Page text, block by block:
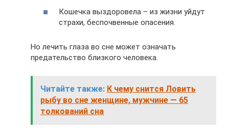
Кошечка выздоровела – из жизни уйдут
страхи, беспочвенные опасения.
Но лечить глаза во сне может означать
предательство близкого человека.
Читайте также: К чему снится Ловить
рыбу во сне женщине, мужчине — 65
толкований сна